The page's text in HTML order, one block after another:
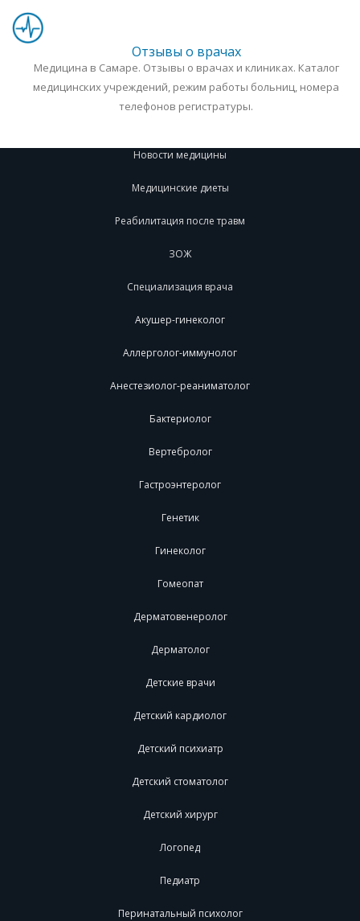
Отзывы о врачах
Медицина в Самаре. Отзывы о врачах и клиниках. Каталог
медицинских учреждений, режим работы больниц, номера
телефонов регистратуры.
Новости медицины
Медицинские диеты
Реабилитация после травм
ЗОЖ
Специализация врача
Акушер-гинеколог
Аллерголог-иммунолог
Анестезиолог-реаниматолог
Бактериолог
Вертебролог
Гастроэнтеролог
Генетик
Гинеколог
Гомеопат
Дерматовенеролог
Дерматолог
Детские врачи
Детский кардиолог
Детский психиатр
Детский стоматолог
Детский хирург
Логопед
Педиатр
Перинатальный психолог